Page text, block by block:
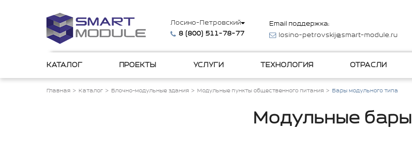
Лосино-Петровский
8 (800) 511-78-77
Email поддержка:
losino-petrovskij@smart-module.ru
КАТАЛОГ ПРОЕКТЫ УСЛУГИ ТЕХНОЛОГИЯ ОТРАСЛИ
Главная Каталог Блочно-модульные здания Модульные пункты общественного питания Бары модульного типа
Модульные бары